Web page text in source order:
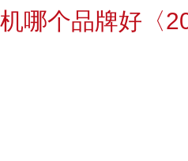
哪个品牌好〈